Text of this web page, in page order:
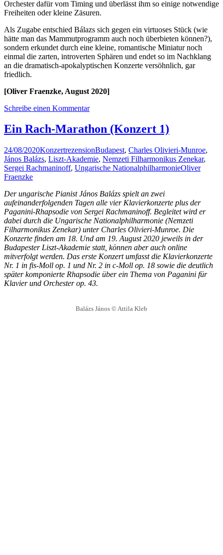
Orchester dafür vom Timing und überlässt ihm so einige notwendige
Freiheiten oder kleine Zäsuren.
Als Zugabe entschied Bálazs sich gegen ein virtuoses Stück (wie
hätte man das Mammutprogramm auch noch überbieten können?),
sondern erkundet durch eine kleine, romantische Miniatur noch
einmal die zarten, introverten Sphären und endet so im Nachklang
an die dramatisch-apokalyptischen Konzerte versöhnlich, gar
friedlich.
[Oliver Fraenzke, August 2020]
Schreibe einen Kommentar
Ein Rach-Marathon (Konzert 1)
24/08/2020KonzertrezensionBudapest, Charles Olivieri-Munroe,
János Balázs, Liszt-Akademie, Nemzeti Filharmonikus Zenekar,
Sergei Rachmaninoff, Ungarische NationalphilharmonieOliver
Fraenzke
Der ungarische Pianist János Balázs spielt an zwei
aufeinanderfolgenden Tagen alle vier Klavierkonzerte plus der
Paganini-Rhapsodie von Sergei Rachmaninoff. Begleitet wird er
dabei durch die Ungarische Nationalphilharmonie (Nemzeti
Filharmonikus Zenekar) unter Charles Olivieri-Munroe. Die
Konzerte finden am 18. Und am 19. August 2020 jeweils in der
Budapester Liszt-Akademie statt, können aber auch online
mitverfolgt werden. Das erste Konzert umfasst die Klavierkonzerte
Nr. 1 in fis-Moll op. 1 und Nr. 2 in c-Moll op. 18 sowie die deutlich
später komponierte Rhapsodie über ein Thema von Paganini für
Klavier und Orchester op. 43.
Balázs János © Attila Kleb